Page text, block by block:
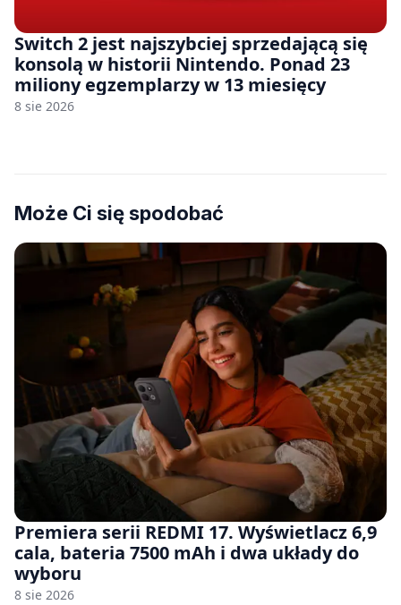
Switch 2 jest najszybciej sprzedającą się
konsolą w historii Nintendo. Ponad 23
miliony egzemplarzy w 13 miesięcy
8 sie 2026
Może Ci się spodobać
Premiera serii REDMI 17. Wyświetlacz 6,9
cala, bateria 7500 mAh i dwa układy do
wyboru
8 sie 2026